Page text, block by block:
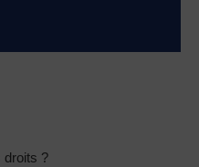
droits ?